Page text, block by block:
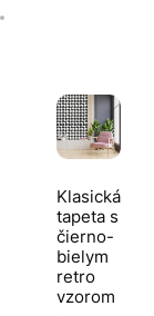
Klasická
tapeta s
čierno-
bielym
retro
vzorom